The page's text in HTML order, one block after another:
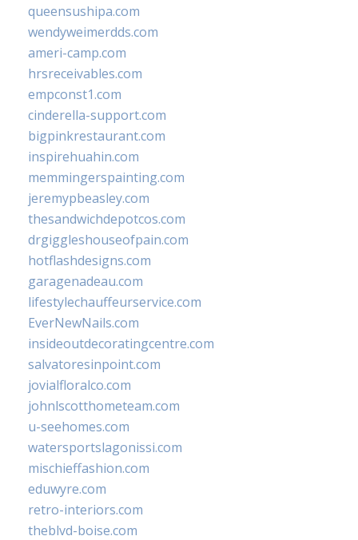
queensushipa.com
wendyweimerdds.com
ameri-camp.com
hrsreceivables.com
empconst1.com
cinderella-support.com
bigpinkrestaurant.com
inspirehuahin.com
memmingerspainting.com
jeremypbeasley.com
thesandwichdepotcos.com
drgiggleshouseofpain.com
hotflashdesigns.com
garagenadeau.com
lifestylechauffeurservice.com
EverNewNails.com
insideoutdecoratingcentre.com
salvatoresinpoint.com
jovialfloralco.com
johnlscotthometeam.com
u-seehomes.com
watersportslagonissi.com
mischieffashion.com
eduwyre.com
retro-interiors.com
theblvd-boise.com